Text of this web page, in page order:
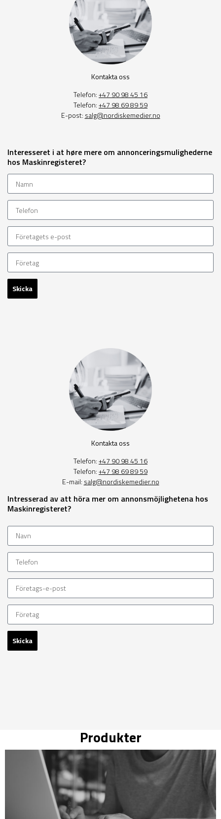
Kontakta oss
Telefon:+47 90 98 45 16
Telefon:+47 98 69 89 59
E-post: salg@nordiskemedier.no
Interesseret i at høre mere om annonceringsmulighederne
hos Maskinregisteret?
Skicka
Kontakta oss
Telefon:+47 90 98 45 16
Telefon:+47 98 69 89 59
E-mail: salg@nordiskemedier.no
Intresserad av att höra mer om annonsmöjlighetena hos
Maskinregisteret?
Skicka
Produkter